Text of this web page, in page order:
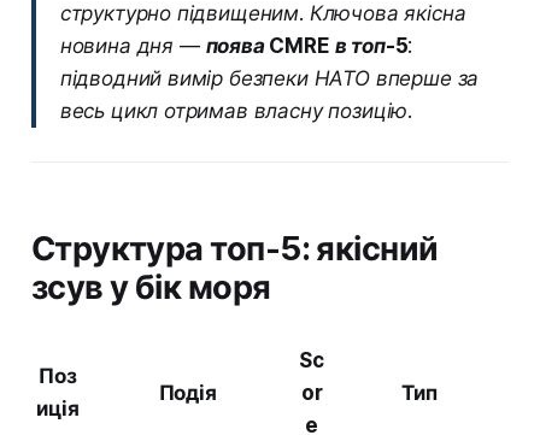
структурно підвищеним. Ключова якісна
новина дня — поява CMRE в топ-5:
підводний вимір безпеки НАТО вперше за
весь цикл отримав власну позицію.
Структура топ-5: якісний
зсув у бік моря
Поз
иція
Подія
Sc
or
e
Тип